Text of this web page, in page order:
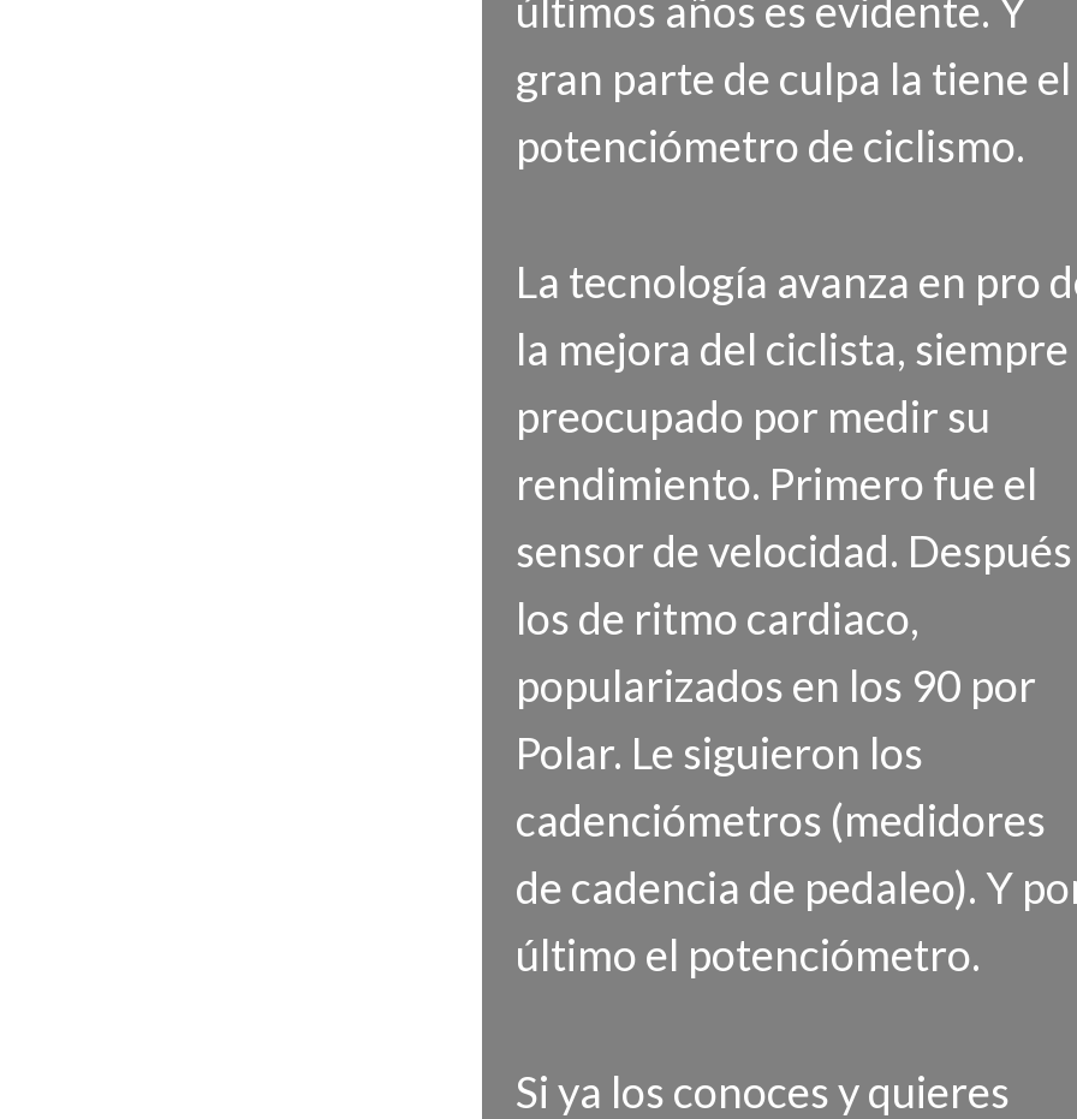
gran parte de culpa la tiene el
potenciómetro de ciclismo.
La tecnología avanza en pro
la mejora del ciclista, siempre
preocupado por medir su
rendimiento. Primero fue el
sensor de velocidad. Después
los de ritmo cardiaco,
popularizados en los 90 por
Polar. Le siguieron los
cadenciómetros (medidores
de cadencia de pedaleo). Y
último el potenciómetro.
Si ya los conoces y quieres